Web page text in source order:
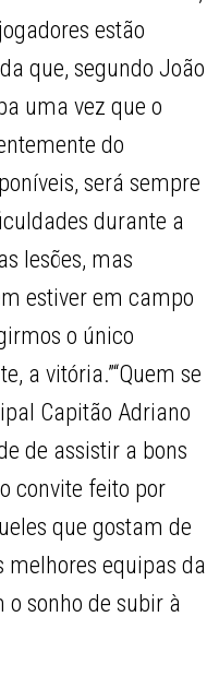
estão
que, segundo João
uma vez que o
do
será sempre
durante a
lesões, mas
estiver em campo
o único
a vitória.”“Quem se
Capitão Adriano
de assistir a bons
convite feito por
que gostam de
melhores equipas da
sonho de subir à